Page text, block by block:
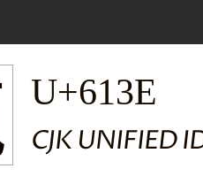
U+613E
CJK UNIFIED